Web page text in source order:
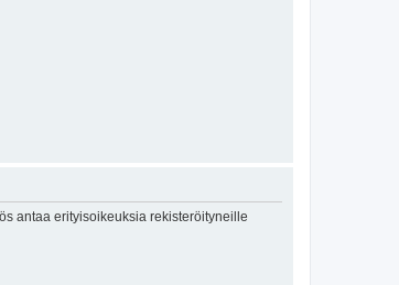
antaa erityisoikeuksia rekisteröityneille